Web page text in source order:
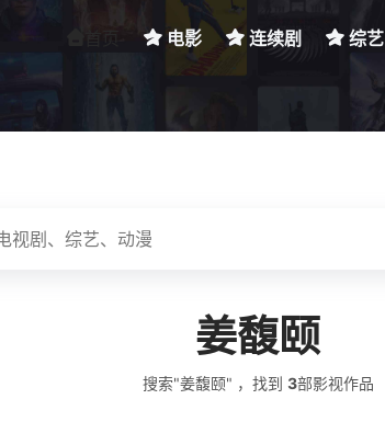
电影 连续剧 综艺
姜馥颐
搜索"姜馥颐" ，找到 3部影视作品